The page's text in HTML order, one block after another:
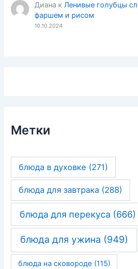
Диана к Ленивые голубцы
фаршем и рисом
10.10.2024
Метки
блюда в духовке (271)
блюда для завтрака (288)
блюда для перекуса (666)
блюда для ужина (949)
блюда на сковороде (115)